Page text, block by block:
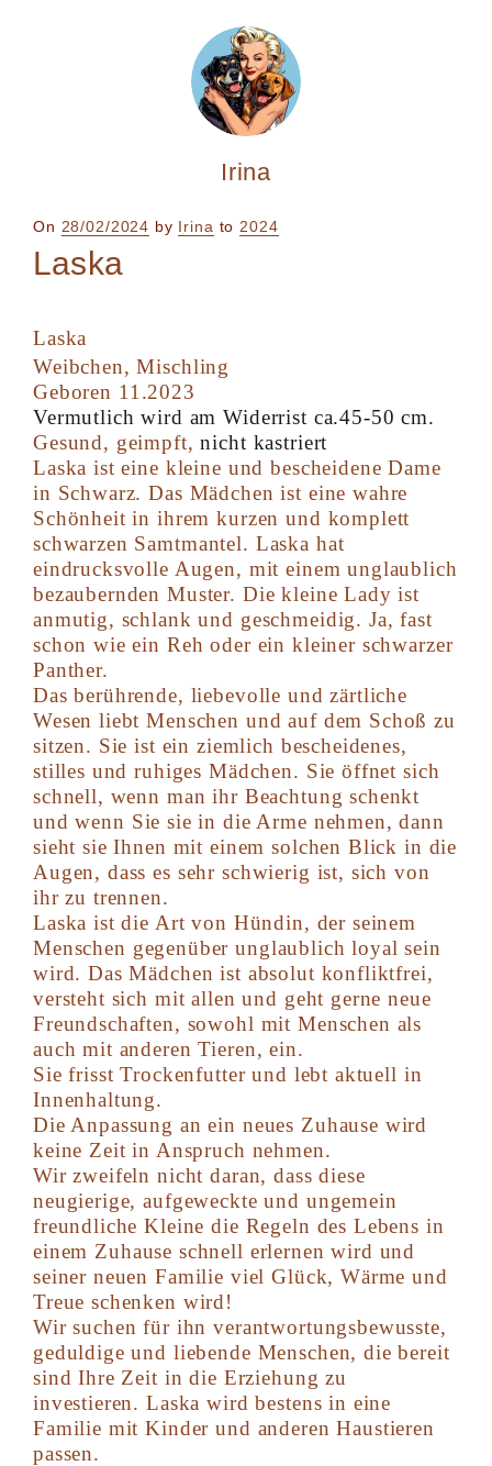
Irina
On Posted
28/02/2024 by Irina to 2024
Laska
Laska
Weibchen, Mischling
Geboren 11.2023
Vermutlich wird am Widerrist ca.45-50 cm.
Gesund, geimpft,nicht kastriert
Laska ist eine kleine und bescheidene Dame
in Schwarz. Das Mädchen ist eine wahre
Schönheit in ihrem kurzen und komplett
schwarzen Samtmantel. Laska hat
eindrucksvolle Augen, mit einem unglaublich
bezaubernden Muster. Die kleine Lady ist
anmutig, schlank und geschmeidig. Ja, fast
schon wie ein Reh oder ein kleiner schwarzer
Panther.
Das berührende, liebevolle und zärtliche
Wesen liebt Menschen und auf dem Schoß zu
sitzen. Sie ist ein ziemlich bescheidenes,
stilles und ruhiges Mädchen. Sie öffnet sich
schnell, wenn man ihr Beachtung schenkt
und wenn Sie sie in die Arme nehmen, dann
sieht sie Ihnen mit einem solchen Blick in die
Augen, dass es sehr schwierig ist, sich von
ihr zu trennen.
Laska ist die Art von Hündin, der seinem
Menschen gegenüber unglaublich loyal sein
wird. Das Mädchen ist absolut konfliktfrei,
versteht sich mit allen und geht gerne neue
Freundschaften, sowohl mit Menschen als
auch mit anderen Tieren, ein.
Sie frisst Trockenfutter und lebt aktuell in
Innenhaltung.
Die Anpassung an ein neues Zuhause wird
keine Zeit in Anspruch nehmen.
Wir zweifeln nicht daran, dass diese
neugierige, aufgeweckte und ungemein
freundliche Kleine die Regeln des Lebens in
einem Zuhause schnell erlernen wird und
seiner neuen Familie viel Glück, Wärme und
Treue schenken wird!
Wir suchen für ihn verantwortungsbewusste,
geduldige und liebende Menschen, die bereit
sind Ihre Zeit in die Erziehung zu
investieren. Laska wird bestens in eine
Familie mit Kinder und anderen Haustieren
passen.